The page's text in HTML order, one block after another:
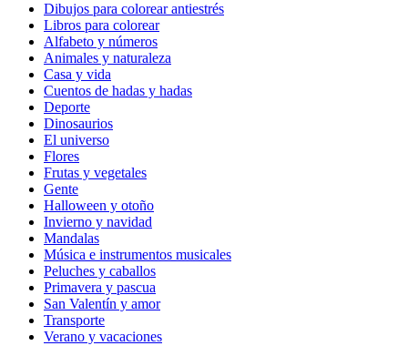
Dibujos para colorear antiestrés
Libros para colorear
Alfabeto y números
Animales y naturaleza
Casa y vida
Cuentos de hadas y hadas
Deporte
Dinosaurios
El universo
Flores
Frutas y vegetales
Gente
Halloween y otoño
Invierno y navidad
Mandalas
Música e instrumentos musicales
Peluches y caballos
Primavera y pascua
San Valentín y amor
Transporte
Verano y vacaciones